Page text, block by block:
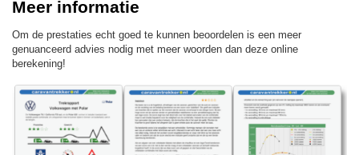
Meer informatie
Om de prestaties echt goed te kunnen beoordelen is een meer
genuanceerd advies nodig met meer woorden dan deze online
berekening!